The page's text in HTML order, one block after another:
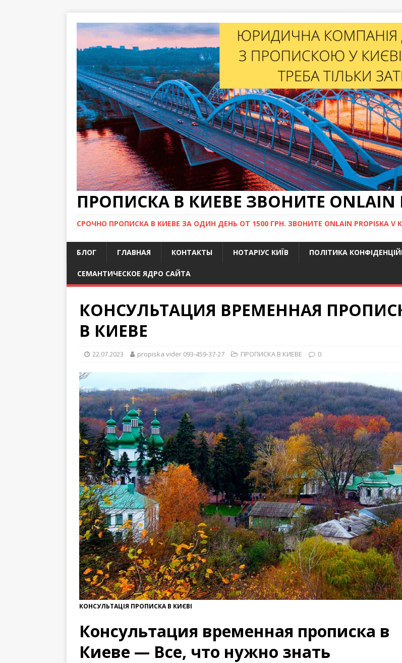
ПРОПИСКА В КИЕВЕ ЗВОНИТЕ ONLAIN
СРОЧНО ПРОПИСКА В КИЕВЕ ЗА ОДИН ДЕНЬ ОТ 1500 ГРН. ЗВОНИТЕ ONLAIN PROPISKA V
БЛОГ ГЛАВНАЯ КОНТАКТЫ НОТАРІУС КИЇВ ПОЛІТИКА
СЕМАНТИЧЕСКОЕ ЯДРО САЙТА
КОНСУЛЬТАЦИЯ ВРЕМЕННАЯ
В КИЕВЕ
22.07.2023 propiska vider 093-459-37-27 ПРОПИСКА В КИЕВЕ 0
КОНСУЛЬТАЦІЯ ПРОПИСКА В КИЄВІ
Консультация временная прописка в
Киеве — Все, что нужно знать